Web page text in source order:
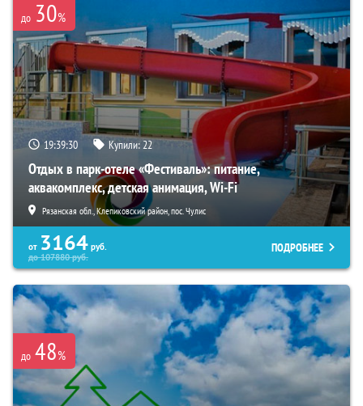
до 30%
19:39:28 Купили:22
Отдых в парк-отеле «Фестиваль»: питание,
аквакомплекс, детская анимация, Wi-Fi
Рязанская обл., Клепиковский район, пос. Чулис
от 3164 руб.
до107880руб.
ПОДРОБНЕЕ
до 48%